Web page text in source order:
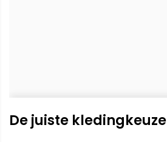
De juiste kledingkeuze